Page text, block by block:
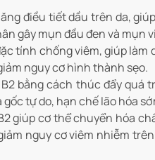
điều tiết dầu trên da,
gây mụn đầu đen và mụn
tính chống viêm, giúp
nguy cơ hình thành sẹo.
bằng cách thúc đẩy quá
tự do, hạn chế lão hóa
giúp cơ thể chuyển hóa
nguy cơ viêm nhiễm